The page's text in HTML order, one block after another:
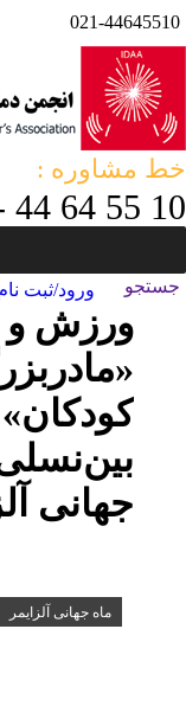
021-44645510
خط مشاوره :
10 55 64 44 - 021
جستجو:
جستجو ورود/ثبت
ورزش و
کودکان»
جهانی
ماه جهانی آلزایمر